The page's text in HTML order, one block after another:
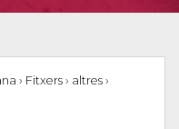
› Fitxers › altres ›